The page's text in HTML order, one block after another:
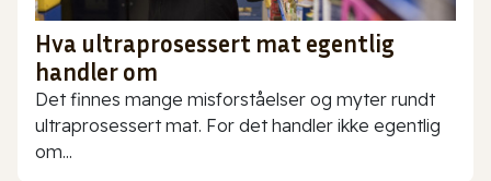
Hva ultraprosessert mat egentlig
handler om
Det finnes mange misforståelser og myter rundt
ultraprosessert mat. For det handler ikke egentlig
om...